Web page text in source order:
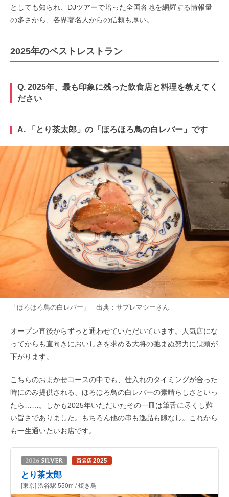
としても知られ、DJツアーで培った全国各地を網羅する情報量
の多さから、各界著名人からの信頼も厚い。
2025年のベストレストラン
Q. 2025年、最も印象に残った飲食店と料理を教えてく
ださい
A. 「とり茶太郎」の「ほろほろ鳥の白レバー」です
「ほろほろ鳥の白レバー」 出典： サプレマシーさん
オープン直後からずっと通わせていただいています。人気店にな
ってからも直向きにおいしさを求める大将の弛まぬ努力には頭が
下がります。
こちらのおまかせコースの中でも、仕入れのタイミングが合った
時にのみ提供される、ほろほろ鳥の白レバーの素晴らしさといっ
たら……。しかも2025年いただいたその一皿は筆舌に尽くし難
い旨さでありました。もちろん他の串も逸品も隙なし。これから
も一生通いたいお店です。
とり茶太郎
[東京] 渋谷駅 550m / 焼き鳥